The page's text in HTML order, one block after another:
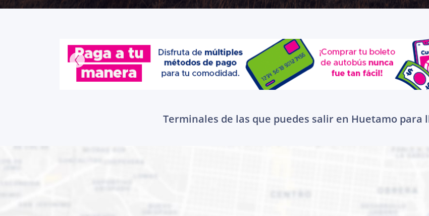
Terminales de las que puedes salir en Huetamo para